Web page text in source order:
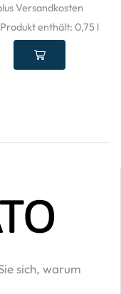
Versandkosten
enthält: 0,75 l
sich, warum